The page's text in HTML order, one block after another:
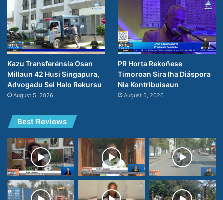
Kazu Transferénsia Osan
Millaun 42 Husi Singapura,
Advogadu Sei Halo Rekursu
August 5, 2026
PR Horta Rekoñese
Timoroan Sira Iha Diáspora
Nia Kontribuisaun
August 5, 2026
Best Reviews